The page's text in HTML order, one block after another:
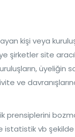
kişi veya
şirketler site
üyeliğin
ve
prensiplerini
vb